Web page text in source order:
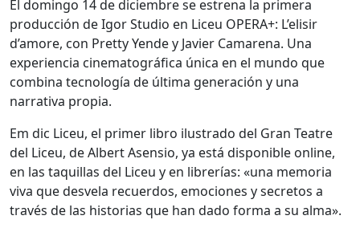
El domingo 14 de diciembre se estrena la primera
producción de Igor Studio en Liceu OPERA+: L’elisir
d’amore, con Pretty Yende y Javier Camarena. Una
experiencia cinematográfica única en el mundo que
combina tecnología de última generación y una
narrativa propia.
Em dic Liceu, el primer libro ilustrado del Gran Teatre
del Liceu, de Albert Asensio, ya está disponible online,
en las taquillas del Liceu y en librerías: «una memoria
viva que desvela recuerdos, emociones y secretos a
través de las historias que han dado forma a su alma».